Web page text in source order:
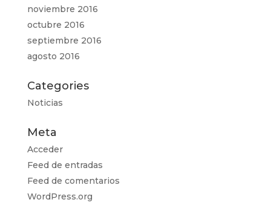
noviembre 2016
octubre 2016
septiembre 2016
agosto 2016
Categories
Noticias
Meta
Acceder
Feed de entradas
Feed de comentarios
WordPress.org